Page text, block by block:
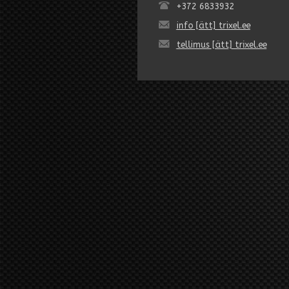
+372 6833932
info [ätt] trixel.ee
tellimus [ätt] trixel.ee